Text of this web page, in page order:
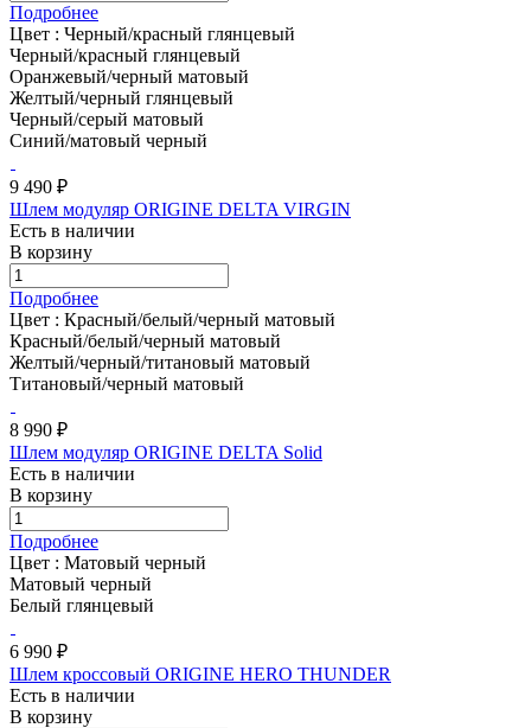
Подробнее
Цвет : Черный/красный глянцевый
Черный/красный глянцевый
Оранжевый/черный матовый
Желтый/черный глянцевый
Черный/серый матовый
Синий/матовый черный
9 490 ₽
Шлем модуляр ORIGINE DELTA VIRGIN
Есть в наличии
В корзину
Подробнее
Цвет : Красный/белый/черный матовый
Красный/белый/черный матовый
Желтый/черный/титановый матовый
Титановый/черный матовый
8 990 ₽
Шлем модуляр ORIGINE DELTA Solid
Есть в наличии
В корзину
Подробнее
Цвет : Матовый черный
Матовый черный
Белый глянцевый
6 990 ₽
Шлем кроссовый ORIGINE HERO THUNDER
Есть в наличии
В корзину